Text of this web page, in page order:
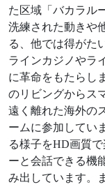
た区域「バカラル
洗練された動きや
る、他では得がた
ラインカジノやラ
に革命をもたらし
のリビングからス
遠く離れた海外の
ームに参加してい
る様子をHD画質
ーと会話できる機
み出しています。